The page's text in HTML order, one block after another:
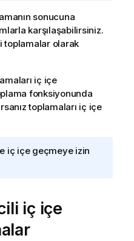
sonucuna
karşılaşabilirsiniz.
toplamalar olarak
iç içe
fonksiyonunda
toplamaları iç içe
iç içe geçmeye izin
iç içe